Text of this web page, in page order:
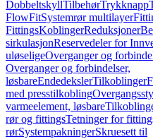
DobbeltskyllTilbehørTrykknapp
FlowFitSystemrør multilayer
FittingsKoblingerReduksjoner
sirkulasjonReservedeler for
uløseligeOverganger og
Overganger og forbindelser,
løsbareEndedekslerTilkoblinger
med presstilkobling
varmeelement, løsbare
rør og fittingsTetninger for
rørSystempakningerSkruesett til